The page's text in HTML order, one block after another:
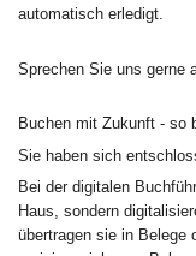
automatisch erledigt.
Sprechen Sie uns gerne
Buchen mit Zukunft - so
Sie haben sich
Bei der digitalen
Haus, sondern
übertragen sie in Belege